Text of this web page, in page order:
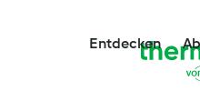
Entdecken